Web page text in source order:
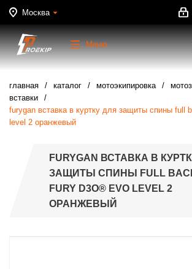
Москва
Меню
главная каталог мотоэкипировка
вставки
furygan вставка в куртку для защиты спины full
level 2 оранжевый
FURYGAN ВСТАВКА В
ЗАЩИТЫ СПИНЫ FULL
FURY D3O® EVO LEVEL 2
ОРАНЖЕВЫЙ